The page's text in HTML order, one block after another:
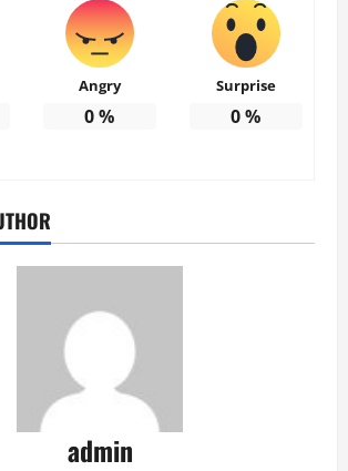
Angry
0%
Surprise
0%
admin